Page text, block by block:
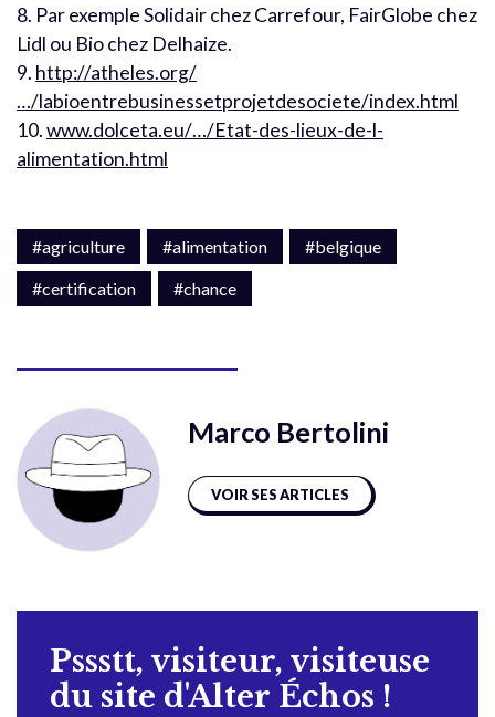
8. Par exemple Solidair chez Carrefour, FairGlobe chez
Lidl ou Bio chez Delhaize.
9. http://atheles.org/
…/labioentrebusinessetprojetdesociete/index.html
10.www.dolceta.eu/…/Etat-des-lieux-de-l-
alimentation.html
#agriculture #alimentation
#belgique
#certification
#chance
Marco Bertolini
VOIR SES ARTICLES
Pssstt, visiteur, visiteuse
du site d'Alter Échos !